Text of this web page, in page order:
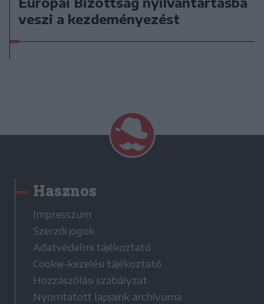
veszi a kezdeményezést
Hasznos
Impresszum
Szerzői jogok
Adatvédelmi tájékoztató
Cookie-kezelési tájékoztató
Hozzászólási szabályzat
Nyomtatott lapjaink archívuma